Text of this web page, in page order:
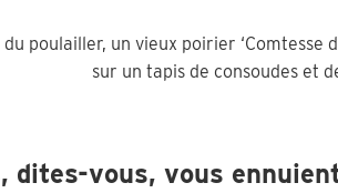
poulailler, un vieux poirier ‘Comtesse
sur un tapis de consoudes et
dites-vous, vous